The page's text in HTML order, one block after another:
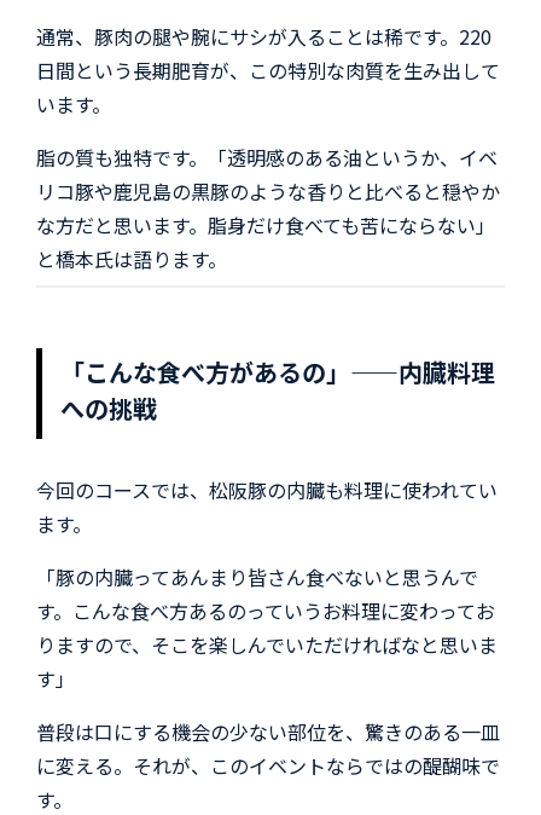
通常、豚肉の腿や腕にサシが入ることは稀です。220
日間という長期肥育が、この特別な肉質を生み出して
います。
脂の質も独特です。「透明感のある油というか、イベ
リコ豚や鹿児島の黒豚のような香りと比べると穏やか
な方だと思います。脂身だけ食べても苦にならない」
と橋本氏は語ります。
「こんな食べ方があるの」——内臓料理
への挑戦
今回のコースでは、松阪豚の内臓も料理に使われてい
ます。
「豚の内臓ってあんまり皆さん食べないと思うんで
す。こんな食べ方あるのっていうお料理に変わってお
りますので、そこを楽しんでいただければなと思いま
す」
普段は口にする機会の少ない部位を、驚きのある一皿
に変える。それが、このイベントならではの醍醐味で
す。